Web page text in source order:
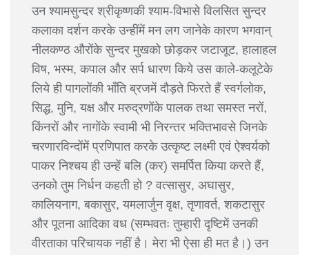
उन श्यामसुन्दर श्रीकृष्णकी श्याम-विभासे विलसित सुन्दर
कलाका दर्शन करके उन्हींमें मन लग जानेके कारण भगवान्
नीलकण्ठ औरोंके सुन्दर मुखको छोड़कर जटाजूट, हालाहल
विष, भस्म, कपाल और सर्प धारण किये उस काले-कलूटेके
लिये ही पागलोंकी भाँति ब्रजमें दौड़ते फिरते हैं स्वर्गलोक,
सिद्ध, मुनि, यक्ष और मरुद्रणोंके पालक तथा समस्त नरों,
किंनरों और नागोंके स्वामी भी निरन्तर भक्तिभावसे जिनके
चरणारविन्दोंमें प्रणिपात करके उत्कृष्ट लक्ष्मी एवं ऐश्वर्यको
पाकर निश्चय ही उन्हें बलि (कर) समर्पित किया करते हैं,
उनको तुम निर्धन कहती हो ? वत्सासुर, अघासुर,
कालियनाग, बकासुर, यमलार्जुन वृक्ष, तृणावर्त, शकटासुर
और पूतना आदिका वध (सम्भवतः तुम्हारी दृष्टिमें उनकी
वीरताका परिचायक नहीं है। मेरा भी ऐसा ही मत है।) उन